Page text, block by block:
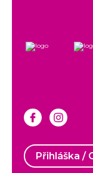
Přihláška /